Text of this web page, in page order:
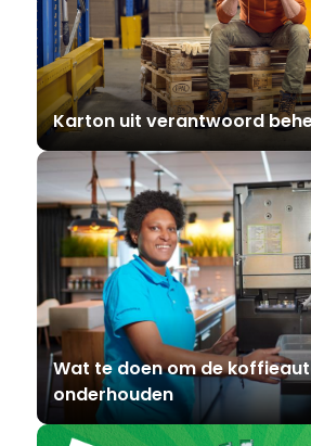
Karton uit verantwoord
Wat te doen om de
onderhouden